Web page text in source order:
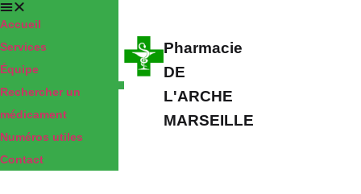
Pharmacie
DE
L'ARCHE
MARSEILLE
Accueil
Services
Équipe
Rechercher un
médicament
Numéros utiles
Contact